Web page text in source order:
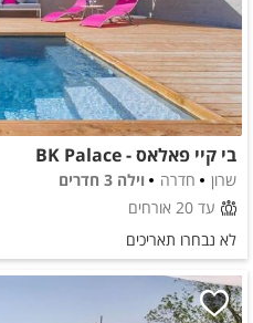
בי קיי פאלאס - BK Palace
שרון חדרה
וילה 3 חדרים
עד 20 אורחים
לא נבחרו תאריכים